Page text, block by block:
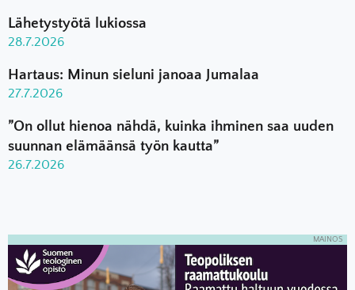
Lähetystyötä lukiossa
28.7.2026
Hartaus: Minun sieluni janoaa Jumalaa
27.7.2026
”On ollut hienoa nähdä, kuinka ihminen saa uuden
suunnan elämäänsä työn kautta”
26.7.2026
MAINOS